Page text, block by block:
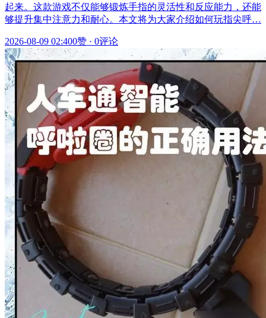
起来。这款游戏不仅能够锻炼手指的灵活性和反应能力，还能
够提升集中注意力和耐心。本文将为大家介绍如何玩指尖呼…
2026-08-09 02:400赞 · 0评论